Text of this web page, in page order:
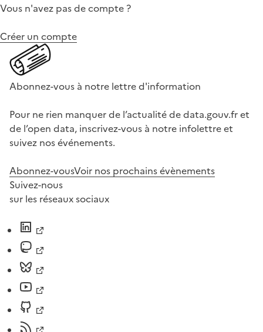
Vous n'avez pas de compte ?
Créer un compte
Abonnez-vous à notre lettre d'information
Pour ne rien manquer de l’actualité de data.gouv.fr et
de l’open data, inscrivez-vous à notre infolettre et
suivez nos événements.
Abonnez-vousVoir nos prochains évènements
Suivez-nous
sur les réseaux sociaux